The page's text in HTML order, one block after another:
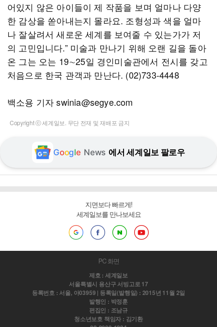
어있지 않은 아이들이 제 작품을 보며 얼마나 다양
한 감상을 쏟아내는지 몰라요. 조형성과 색을 얼마
나 잘살려서 새로운 세계를 보여줄 수 있는가가 저
의 고민입니다.” 미술과 만나기 위해 오랜 길을 돌아
온 그는 오는 19∼25일 경인미술관에서 전시를 갖고
처음으로 한국 관객과 만난다. (02)733-4448
백소용 기자 swinia@segye.com
Copyright ⓒ 세계일보. 무단 전재 및 재배포 금지
Google News 에서 세계일보 팔로우
지면보다 빠르게!
세계일보를 만나보세요
PC 화면
제호 : 세계일보
서울특별시 용산구 서빙고로 17
등록번호 : 서울, 아03959 | 등록일(발행일) : 2015년 11월 2일
발행인 : 박정훈
편집인 : 조남규
청소년보호 책임자 : 김기환